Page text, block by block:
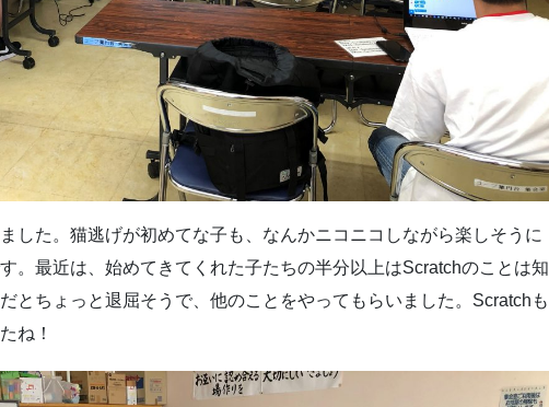
した。猫逃げが初めてな子も、なんかニコニコしながら楽しそうに
。最近は、始めてきてくれた子たちの半分以上はScratchのことは知
とちょっと退屈そうで、他のことをやってもらいました。Scratchも
ね！